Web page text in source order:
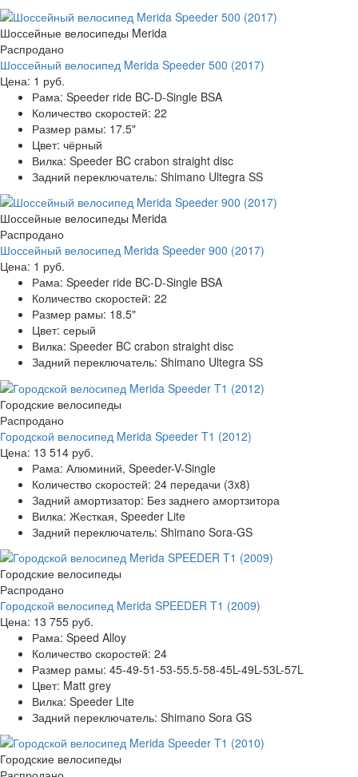
Шоссейные велосипеды Merida
Распродано
Шоссейный велосипед Merida Speeder 500 (2017)
Цена: 1 руб.
Рама: Speeder ride BC-D-Single BSA
Количество скоростей: 22
Размер рамы: 17.5"
Цвет: чёрный
Вилка: Speeder BC crabon straight disc
Задний переключатель: Shimano Ultegra SS
Шоссейные велосипеды Merida
Распродано
Шоссейный велосипед Merida Speeder 900 (2017)
Цена: 1 руб.
Рама: Speeder ride BC-D-Single BSA
Количество скоростей: 22
Размер рамы: 18.5"
Цвет: серый
Вилка: Speeder BC crabon straight disc
Задний переключатель: Shimano Ultegra SS
Городские велосипеды
Распродано
Городской велосипед Merida Speeder T1 (2012)
Цена: 13 514 руб.
Рама: Алюминий, Speeder-V-Single
Количество скоростей: 24 передачи (3x8)
Задний амортизатор: Без заднего амортзитора
Вилка: Жесткая, Speeder Lite
Задний переключатель: Shimano Sora-GS
Городские велосипеды
Распродано
Городской велосипед Merida SPEEDER T1 (2009)
Цена: 13 755 руб.
Рама: Speed Alloy
Количество скоростей: 24
Размер рамы: 45-49-51-53-55.5-58-45L-49L-53L-57L
Цвет: Matt grey
Вилка: Speeder Lite
Задний переключатель: Shimano Sora GS
Городские велосипеды